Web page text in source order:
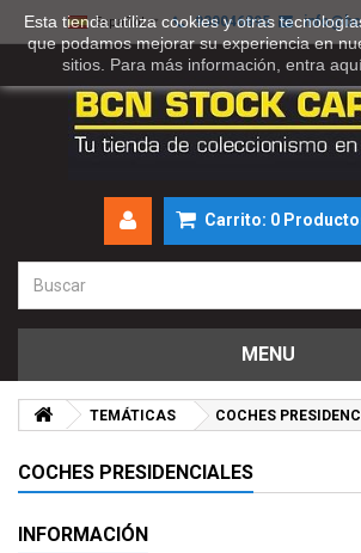
Español 930046895
Carrito: 0
MENU
TEMÁTICAS COCHES
COCHES PRESIDENCIALES
INFORMACIÓN
Esta tienda utiliza cookies y otras
que podamos mejorar su experiencia en
sitios. Para más información, entra